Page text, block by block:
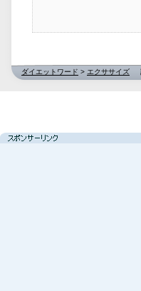
ダイエットワード > エクササイズ